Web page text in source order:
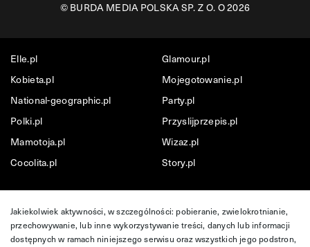
©BURDA MEDIA POLSKA SP. Z O. O 2026
Elle.pl
Glamour.pl
Kobieta.pl
Mojegotowanie.pl
National-geographic.pl
Party.pl
Polki.pl
Przyslijprzepis.pl
Mamotoja.pl
Wizaz.pl
Cocolita.pl
Story.pl
Jakiekolwiek aktywności, w szczególności: pobieranie, zwielokrotnianie,
przechowywanie, lub inne wykorzystywanie treści, danych lub informacji
dostępnych w ramach niniejszego serwisu oraz wszystkich jego podstron,